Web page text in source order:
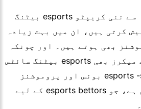
اسی وجہ سے نئی کریپٹو esports بیٹنگ
کرتی ہیں، ان میں بہت زیادہ
بھی ہوتے ہیں۔ اور چونکہ
زیادہ تر کریپٹو بک میکرز بھی esports بیٹنگ سائٹس
ہیں، اس لیے esports -specific بونس اور پروموشنز
تلاش کرنا مشکل نہیں ہے، جو esports bettors کے لیے